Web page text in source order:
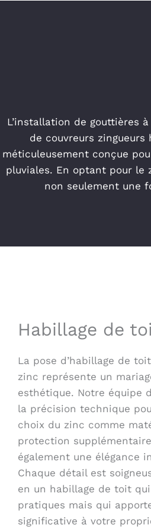
L’installation de gouttières
de couvreurs
méticuleusement conçue
pluviales. En optant pour le
non seulement une
Habillage de
La pose d’habillage de
zinc représente un
esthétique. Notre équipe
la précision technique
choix du zinc comme
protection
également une élégance
Chaque détail est
en un habillage de toit
pratiques mais qui
significative à votre